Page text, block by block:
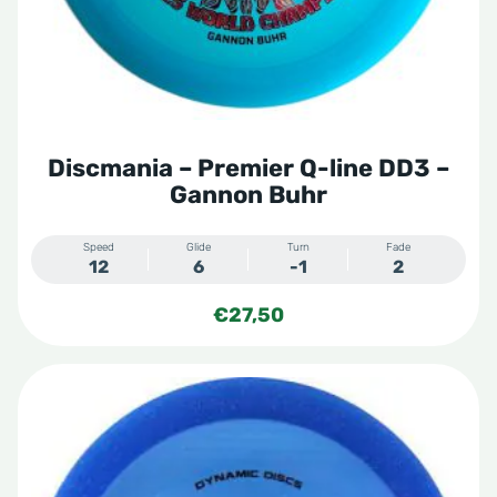
Discmania – Premier Q-line DD3 –
Gannon Buhr
Speed
12
Glide
6
Turn
-1
Fade
2
€27,50
worden
product
heeft